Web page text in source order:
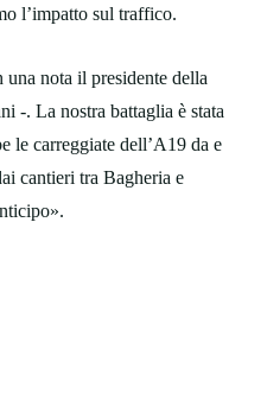
l’impatto sul traffico.
una nota il presidente della
-. La nostra battaglia è stata
le carreggiate dell’A19 da e
cantieri tra Bagheria e